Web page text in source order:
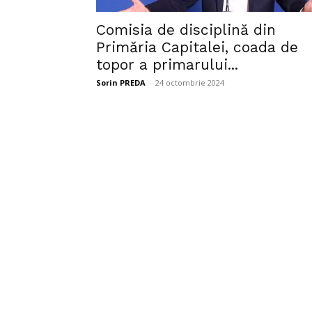
Comisia de disciplină din
Primăria Capitalei, coada de
topor a primarului...
Sorin PREDA - 24 octombrie 2024